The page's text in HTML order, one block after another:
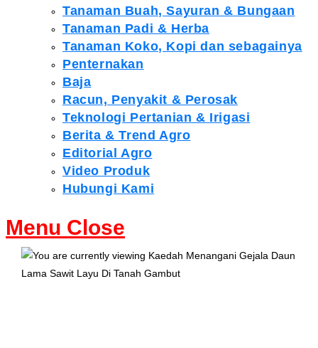
Tanaman Buah, Sayuran & Bungaan
Tanaman Padi & Herba
Tanaman Koko, Kopi dan sebagainya
Penternakan
Baja
Racun, Penyakit & Perosak
Teknologi Pertanian & Irigasi
Berita & Trend Agro
Editorial Agro
Video Produk
Hubungi Kami
Menu Close